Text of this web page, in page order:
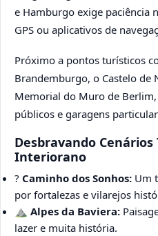
e Hamburgo exige paciência
GPS ou aplicativos de
Próximo a pontos turísticos
Brandemburgo, o Castelo de
Memorial do Muro de
públicos e garagens
Desbravando
Interiorano
? Caminho dos Sonhos: Um
por fortalezas e vilarejos
⛰️ Alpes da Baviera:
lazer e muita história.